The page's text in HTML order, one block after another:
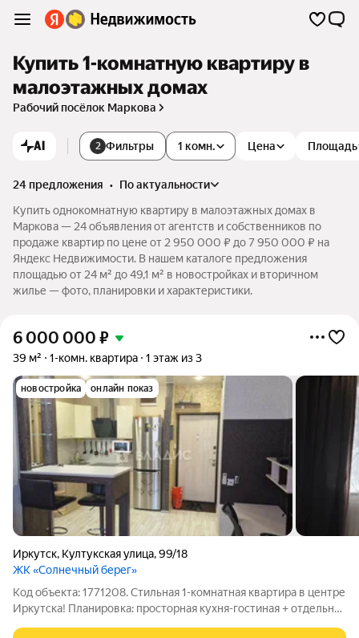
Купить 1-комнатную квартиру в
малоэтажных домах
Рабочий посёлок Маркова
AI 2 Фильтры 1 комн. Цена Площадь
24 предложения •
по актуальности
Купить однокомнатную квартиру в малоэтажных домах в
Маркова — 24 объявления от агентств и собственников по
продаже квартир по цене от 2 950 000 ₽ до 7 950 000 ₽ на
Яндекс Недвижимости. В нашем каталоге предложения
площадью от 24 м² до 49,1 м² в новостройках и вторичном
жилье — фото, планировки и характеристики.
6 000 000 ₽
39 м² 1-комн. квартира 1 этаж из 3
новостройка онлайн показ
Иркутск, Култукская улица,99/18
ЖК «Солнечный берег»
Код объекта: 1771208. Стильная 1-комнатная квартира в центре
Иркутска! Планировка: просторная кухня-гостиная + отдельная